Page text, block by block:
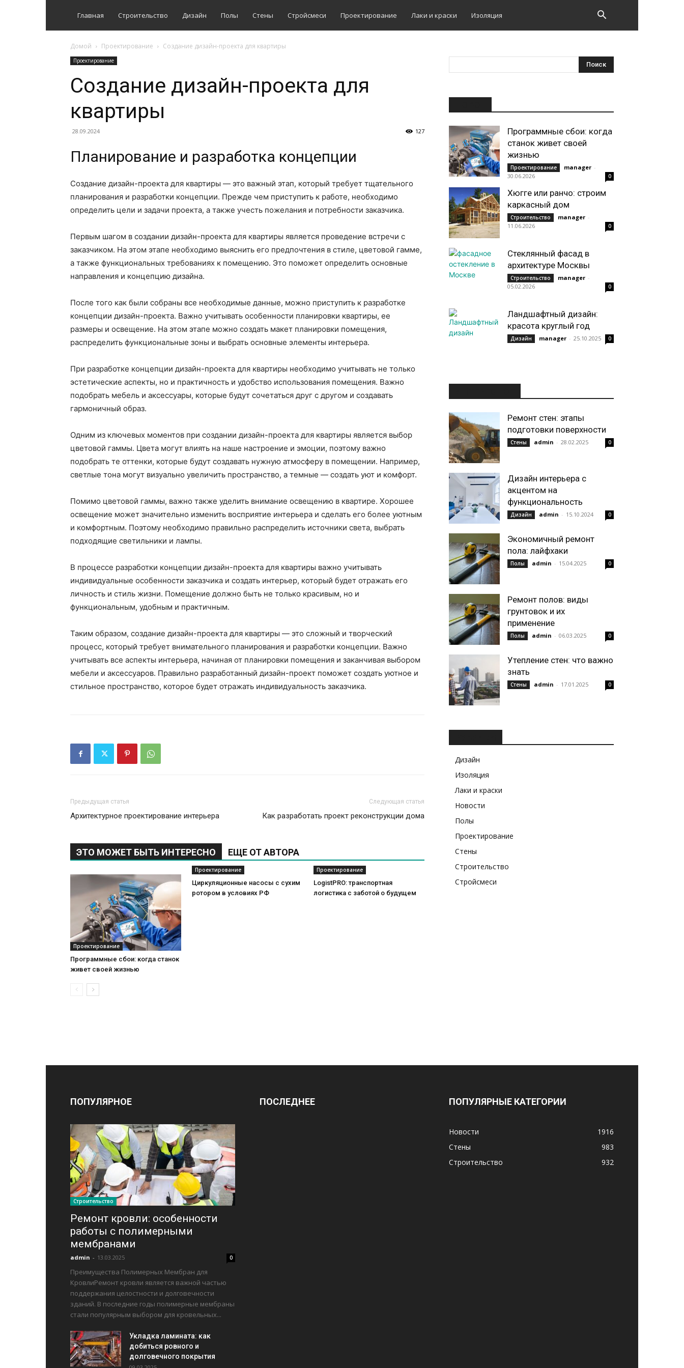
Главная Строительство Дизайн Полы Стены Стройсмеси Проектирование Лаки и краски Изоляция
Домой Проектирование Создание дизайн-проекта для квартиры
Проектирование
Создание дизайн-проекта для
квартиры
28.09.2024 127
Планирование и разработка концепции
Создание дизайн-проекта для квартиры — это важный этап, который требует тщательного
планирования и разработки концепции. Прежде чем приступить к работе, необходимо
определить цели и задачи проекта, а также учесть пожелания и потребности заказчика.
Первым шагом в создании дизайн-проекта для квартиры является проведение встречи с
заказчиком. На этом этапе необходимо выяснить его предпочтения в стиле, цветовой гамме,
а также функциональных требованиях к помещению. Это поможет определить основные
направления и концепцию дизайна.
После того как были собраны все необходимые данные, можно приступить к разработке
концепции дизайн-проекта. Важно учитывать особенности планировки квартиры, ее
размеры и освещение. На этом этапе можно создать макет планировки помещения,
распределить функциональные зоны и выбрать основные элементы интерьера.
При разработке концепции дизайн-проекта для квартиры необходимо учитывать не только
эстетические аспекты, но и практичность и удобство использования помещения. Важно
подобрать мебель и аксессуары, которые будут сочетаться друг с другом и создавать
гармоничный образ.
Одним из ключевых моментов при создании дизайн-проекта для квартиры является выбор
цветовой гаммы. Цвета могут влиять на наше настроение и эмоции, поэтому важно
подобрать те оттенки, которые будут создавать нужную атмосферу в помещении. Например,
светлые тона могут визуально увеличить пространство, а темные — создать уют и комфорт.
Помимо цветовой гаммы, важно также уделить внимание освещению в квартире. Хорошее
освещение может значительно изменить восприятие интерьера и сделать его более уютным
и комфортным. Поэтому необходимо правильно распределить источники света, выбрать
подходящие светильники и лампы.
В процессе разработки концепции дизайн-проекта для квартиры важно учитывать
индивидуальные особенности заказчика и создать интерьер, который будет отражать его
личность и стиль жизни. Помещение должно быть не только красивым, но и
функциональным, удобным и практичным.
Таким образом, создание дизайн-проекта для квартиры — это сложный и творческий
процесс, который требует внимательного планирования и разработки концепции. Важно
учитывать все аспекты интерьера, начиная от планировки помещения и заканчивая выбором
мебели и аксессуаров. Правильно разработанный дизайн-проект поможет создать уютное и
стильное пространство, которое будет отражать индивидуальность заказчика.
Предыдущая статья
Архитектурное проектирование интерьера
Следующая статья
Как разработать проект реконструкции дома
ЭТО МОЖЕТ БЫТЬ ИНТЕРЕСНО ЕЩЕ ОТ АВТОРА
Проектирование
Программные сбои: когда станок
живет своей жизнью
Проектирование
Циркуляционные насосы с сухим
ротором в условиях РФ
Проектирование
LogistPRO: транспортная
логистика с заботой о будущем
Программные сбои: когда
станок живет своей
жизнью
Проектирование manager -
30.06.2026
0
Хюгге или ранчо: строим
каркасный дом
Строительство manager -
11.06.2026
0
Стеклянный фасад в
архитектуре Москвы
Строительство manager -
05.02.2026
0
Ландшафтный дизайн:
красота круглый год
Дизайн manager - 25.10.2025 0
Ремонт стен: этапы
подготовки поверхности
Стены admin - 28.02.2025 0
Дизайн интерьера с
акцентом на
функциональность
Дизайн admin - 15.10.2024 0
Экономичный ремонт
пола: лайфхаки
Полы admin - 15.04.2025 0
Ремонт полов: виды
грунтовок и их
применение
Полы admin - 06.03.2025 0
Утепление стен: что важно
знать
Стены admin - 17.01.2025 0
Дизайн
Изоляция
Лаки и краски
Новости
Полы
Проектирование
Стены
Строительство
Стройсмеси
ПОПУЛЯРНОЕ
Строительство
Ремонт кровли: особенности
работы с полимерными
мембранами
admin - 13.03.2025 0
Преимущества Полимерных Мембран для
КровлиРемонт кровли является важной частью
поддержания целостности и долговечности
зданий. В последние годы полимерные мембраны
стали популярным выбором для кровельных...
Укладка ламината: как
добиться ровного и
долговечного покрытия
ПОСЛЕДНЕЕ ПОПУЛЯРНЫЕ КАТЕГОРИИ
Новости
1916
Стены
983
Строительство
932